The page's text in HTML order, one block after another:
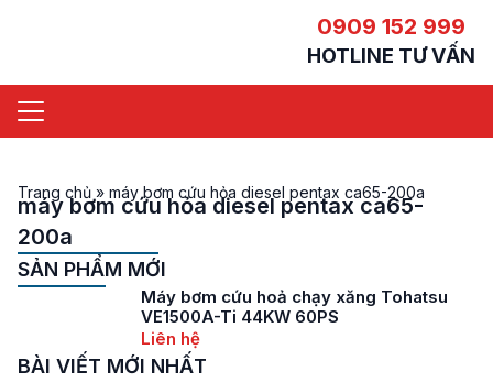
0909 152 999
HOTLINE TƯ VẤN
Trang chủ » máy bơm cứu hỏa diesel pentax ca65-200a
máy bơm cứu hỏa diesel pentax ca65-
200a
SẢN PHẨM MỚI
Máy bơm cứu hoả chạy xăng Tohatsu
VE1500A-Ti 44KW 60PS
Liên hệ
BÀI VIẾT MỚI NHẤT